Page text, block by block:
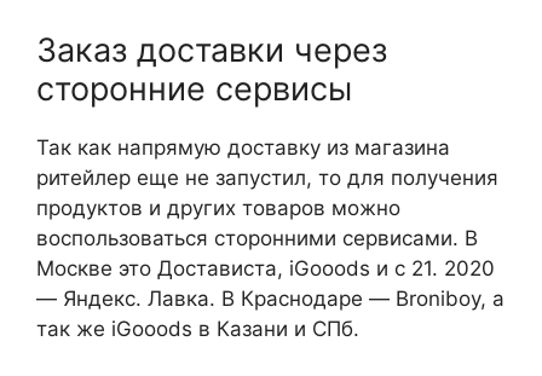
Заказ доставки через
сторонние сервисы
Так как напрямую доставку из магазина
ритейлер еще не запустил, то для получения
продуктов и других товаров можно
воспользоваться сторонними сервисами. В
Москве это Достависта, iGooods и с 21. 2020
— Яндекс. Лавка. В Краснодаре — Broniboy, а
так же iGooods в Казани и СПб.